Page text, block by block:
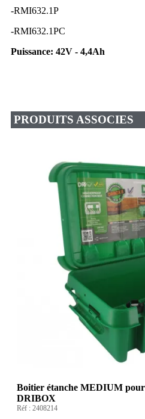
-RMI632.1P
-RMI632.1PC
Puissance: 42V - 4,4Ah
PRODUITS ASSOCIES
Boitier étanche MEDIUM
DRIBOX
Réf : 2408214